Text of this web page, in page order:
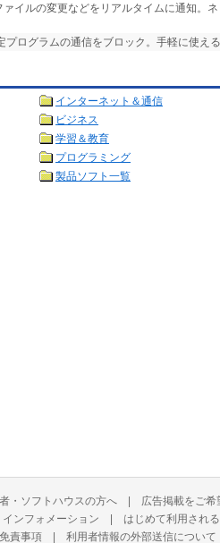
ァイルの変更などをリアルタイムに通知。
プログラムの通信をブロック。手軽に使え
インターネット＆通信
ビジネス
学習＆教育
プログラミング
製品ソフト一覧
・ソフトハウスの方へ | 広告掲載をご希
インフォメーション | はじめて利用され
免責事項 | 利用者情報の外部送信について